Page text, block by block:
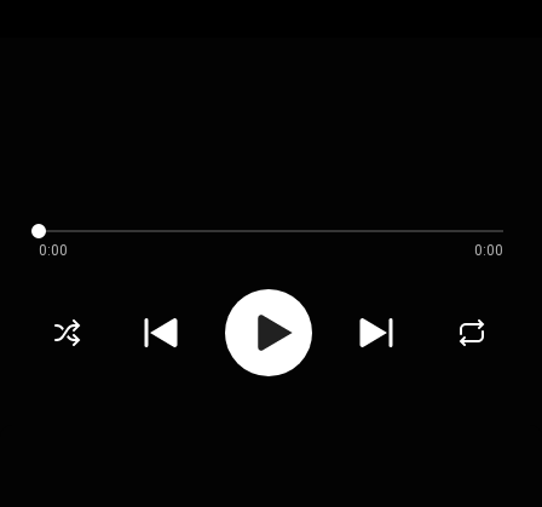
0:00 0:00